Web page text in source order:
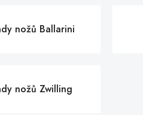
nožů Ballarini
nožů Zwilling